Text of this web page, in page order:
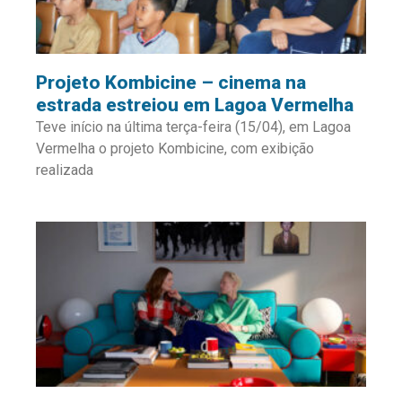
Projeto Kombicine – cinema na
estrada estreiou em Lagoa Vermelha
Teve início na última terça-feira (15/04), em Lagoa
Vermelha o projeto Kombicine, com exibição
realizada